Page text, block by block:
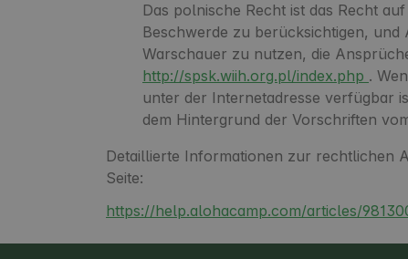
Das polnische Recht ist das Recht
Beschwerde zu berücksichtigen,
Warschauer zu nutzen, die
http://spsk.wiih.org.pl/index.php .
unter der Internetadresse verfügbar
dem Hintergrund der Vorschriften
Detaillierte Informationen zur rechtlichen
Seite:
https://help.alohacamp.com/articles/